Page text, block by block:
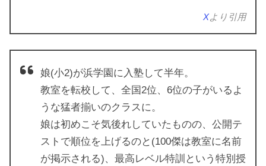
Xより引用
娘(小2)が浜学園に入塾して半年。
教室を転校して、全国2位、6位の子がいるよ
うな猛者揃いのクラスに。
娘は初めこそ気後れしていたものの、公開テ
ストで順位を上げるのと(100傑は教室に名前
が掲示される)、最高レベル特訓という特別授